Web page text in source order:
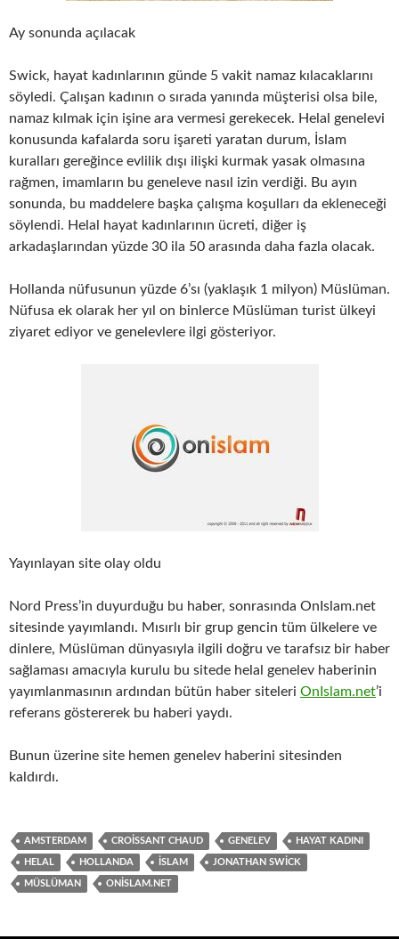
Ay sonunda açılacak
Swick, hayat kadınlarının günde 5 vakit namaz kılacaklarını
söyledi. Çalışan kadının o sırada yanında müşterisi olsa bile,
namaz kılmak için işine ara vermesi gerekecek. Helal genelevi
konusunda kafalarda soru işareti yaratan durum, İslam
kuralları gereğince evlilik dışı ilişki kurmak yasak olmasına
rağmen, imamların bu geneleve nasıl izin verdiği. Bu ayın
sonunda, bu maddelere başka çalışma koşulları da ekleneceği
söylendi. Helal hayat kadınlarının ücreti, diğer iş
arkadaşlarından yüzde 30 ila 50 arasında daha fazla olacak.
Hollanda nüfusunun yüzde 6’sı (yaklaşık 1 milyon) Müslüman.
Nüfusa ek olarak her yıl on binlerce Müslüman turist ülkeyi
ziyaret ediyor ve genelevlere ilgi gösteriyor.
Yayınlayan site olay oldu
Nord Press’in duyurduğu bu haber, sonrasında OnIslam.net
sitesinde yayımlandı. Mısırlı bir grup gencin tüm ülkelere ve
dinlere, Müslüman dünyasıyla ilgili doğru ve tarafsız bir haber
sağlaması amacıyla kurulu bu sitede helal genelev haberinin
yayımlanmasının ardından bütün haber siteleri OnIslam.net’i
referans göstererek bu haberi yaydı.
Bunun üzerine site hemen genelev haberini sitesinden
kaldırdı.
AMSTERDAM CROISSANT CHAUD GENELEV HAYAT KADINI
HELAL HOLLANDA İSLAM JONATHAN SWICK
MÜSLÜMAN ONISLAM.NET